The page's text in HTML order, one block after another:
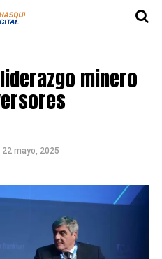
minero
22 mayo, 2025